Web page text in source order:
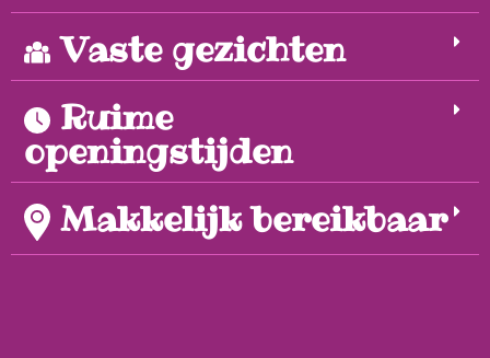
Vaste gezichten
Ruime
openingstijden
Makkelijk bereikbaar